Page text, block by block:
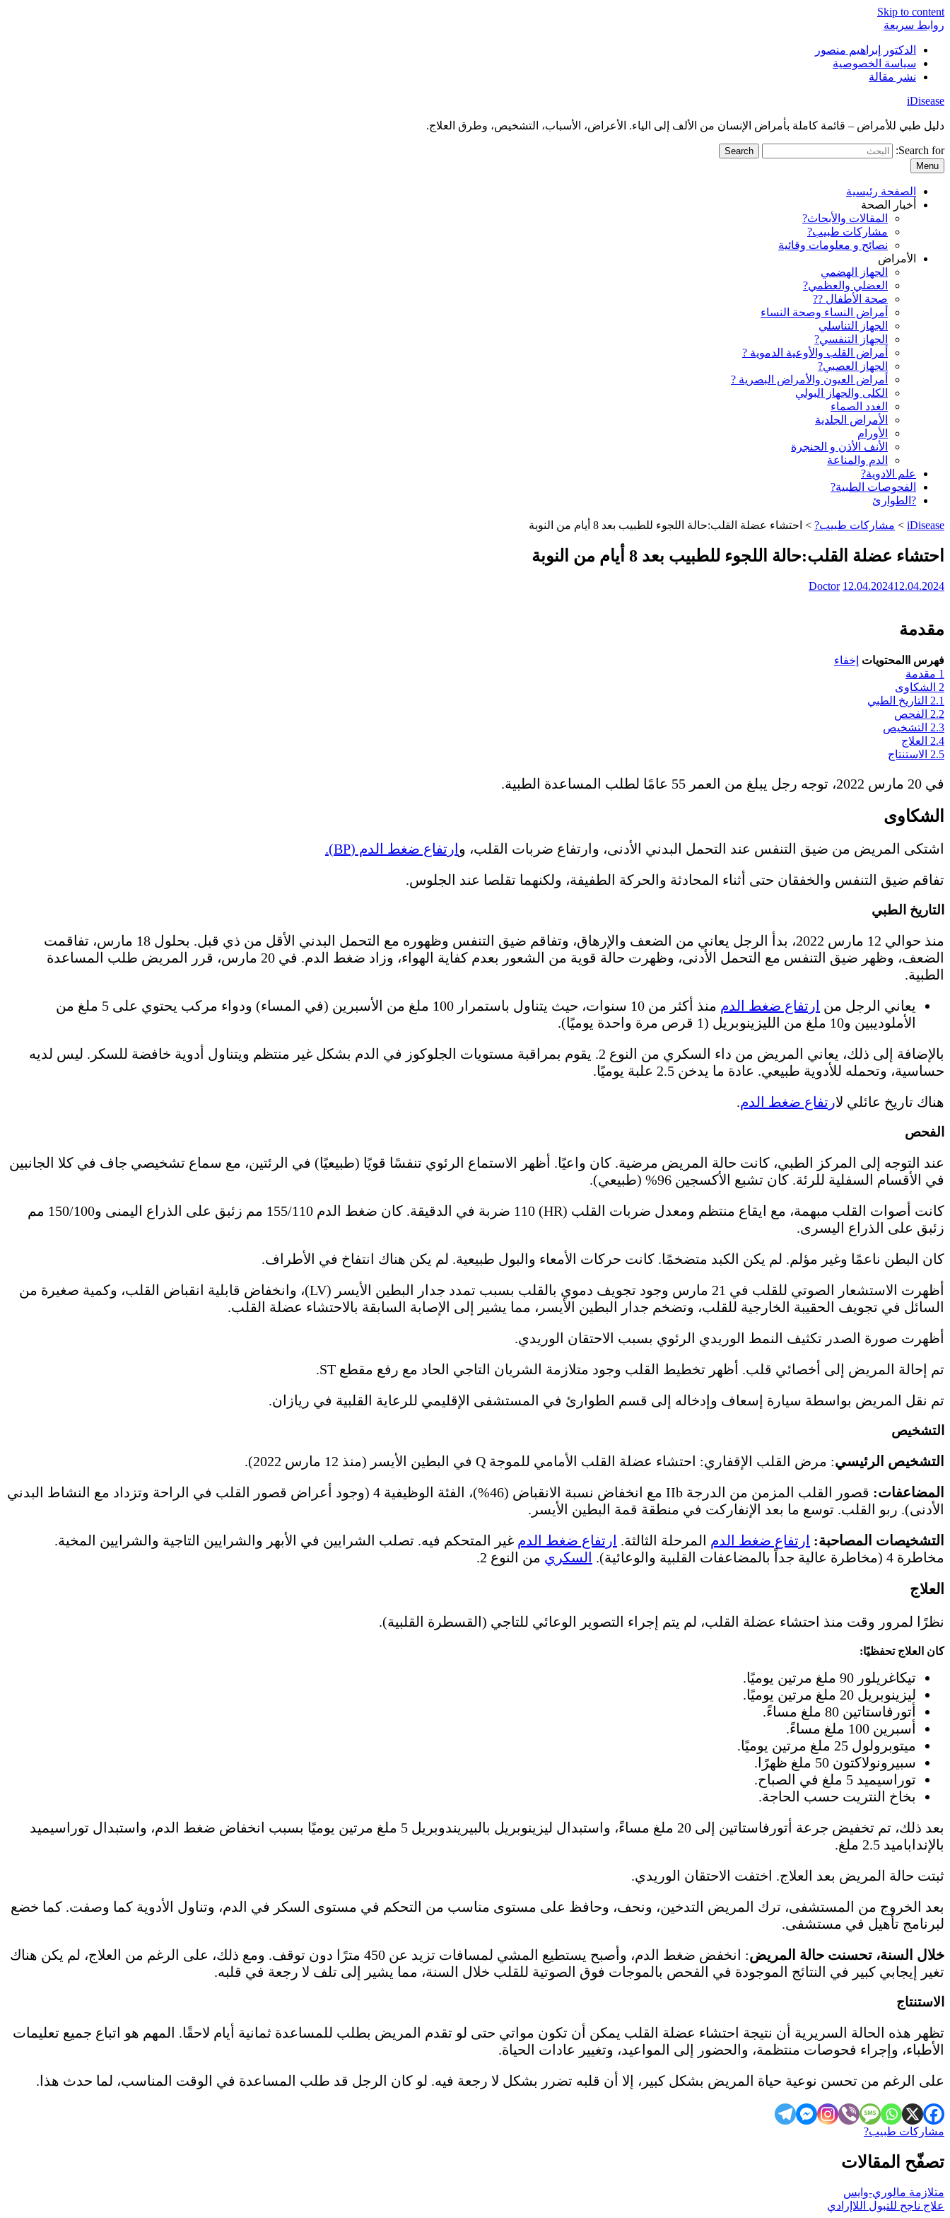
Skip to content
روابط سريعة
الدكتور إبراهيم منصور
سياسة الخصوصية
نشر مقالة
iDisease
دليل طبي للأمراض – قائمة كاملة بأمراض الإنسان من الألف إلى الياء. الأعراض، الأسباب، التشخيص، وطرق العلاج.
Search for:
Menu
الصفحة رئيسية
أخبار الصحة
المقالات والأبحاث?
مشاركات طبيب?
نصائح و معلومات وقائية
الأمراض
الجهاز الهضمي
العضلي والعظمي?
صحة الأطفال ??
أمراض النساء وصحة النساء
الجهاز التناسلي
الجهاز التنفسي?
أمراض القلب والأوعية الدموية ?
الجهاز العصبي?
أمراض العيون والأمراض البصرية ?️
الكلى والجهاز البولي
الغدد الصماء
الأمراض الجلدية
الأورام
الأنف الأذن و الحنجرة
الدم والمناعة
علم الادوية?
الفحوصات الطبية?
?الطوارئ
iDisease
> مشاركات طبيب? > احتشاء عضلة القلب:حالة اللجوء للطبيب بعد 8 أيام من النوبة
احتشاء عضلة القلب:حالة اللجوء للطبيب بعد 8 أيام من النوبة
12.04.202412.04.2024
Doctor
مقدمة
فهرس االمحتويات إخفاء
1 مقدمة
2 الشكاوى
2.1 التاريخ الطبي
2.2 الفحص
2.3 التشخيص
2.4 العلاج
2.5 الاستنتاج
في 20 مارس 2022، توجه رجل يبلغ من العمر 55 عامًا لطلب المساعدة الطبية.
الشكاوى
اشتكى المريض من ضيق التنفس عند التحمل البدني الأدنى، وارتفاع ضربات القلب، وارتفاع ضغط الدم (BP).
تفاقم ضيق التنفس والخفقان حتى أثناء المحادثة والحركة الطفيفة، ولكنهما تقلصا عند الجلوس.
التاريخ الطبي
منذ حوالي 12 مارس 2022، بدأ الرجل يعاني من الضعف والإرهاق، وتفاقم ضيق التنفس وظهوره مع التحمل البدني الأقل من ذي قبل. بحلول 18 مارس، تفاقمت
الضعف، وظهر ضيق التنفس مع التحمل الأدنى، وظهرت حالة قوية من الشعور بعدم كفاية الهواء، وزاد ضغط الدم. في 20 مارس، قرر المريض طلب المساعدة
الطبية.
يعاني الرجل من ارتفاع ضغط الدم
منذ أكثر من 10 سنوات، حيث يتناول باستمرار 100 ملغ من الأسبرين (في المساء) ودواء مركب يحتوي على 5 ملغ من
الأملوديبين و10 ملغ من الليزينوبريل (1 قرص مرة واحدة يوميًا).
بالإضافة إلى ذلك، يعاني المريض من داء السكري من النوع 2. يقوم بمراقبة مستويات الجلوكوز في الدم بشكل غير منتظم ويتناول أدوية خافضة للسكر. ليس لديه
حساسية، وتحمله للأدوية طبيعي. عادة ما يدخن 2.5 علبة يوميًا.
هناك تاريخ عائلي لارتفاع ضغط الدم.
الفحص
عند التوجه إلى المركز الطبي، كانت حالة المريض مرضية. كان واعيًا. أظهر الاستماع الرئوي تنفسًا قويًا (طبيعيًا) في الرئتين، مع سماع تشخيصي جاف في كلا الجانبين
في الأقسام السفلية للرئة. كان تشبع الأكسجين 96% (طبيعي).
كانت أصوات القلب مبهمة، مع ايقاع منتظم ومعدل ضربات القلب (HR) 110 ضربة في الدقيقة. كان ضغط الدم 155/110 مم زئبق على الذراع اليمنى و150/100 مم
زئبق على الذراع اليسرى.
كان البطن ناعمًا وغير مؤلم. لم يكن الكبد متضخمًا. كانت حركات الأمعاء والبول طبيعية. لم يكن هناك انتفاخ في الأطراف.
أظهرت الاستشعار الصوتي للقلب في 21 مارس وجود تجويف دموي بالقلب بسبب تمدد جدار البطين الأيسر (LV)، وانخفاض قابلية انقباض القلب، وكمية صغيرة من
السائل في تجويف الحقيبة الخارجية للقلب، وتضخم جدار البطين الأيسر، مما يشير إلى الإصابة السابقة بالاحتشاء عضلة القلب.
أظهرت صورة الصدر تكثيف النمط الوريدي الرئوي بسبب الاحتقان الوريدي.
تم إحالة المريض إلى أخصائي قلب. أظهر تخطيط القلب وجود متلازمة الشريان التاجي الحاد مع رفع مقطع ST.
تم نقل المريض بواسطة سيارة إسعاف وإدخاله إلى قسم الطوارئ في المستشفى الإقليمي للرعاية القلبية في ريازان.
التشخيص
التشخيص الرئيسي: مرض القلب الإقفاري: احتشاء عضلة القلب الأمامي للموجة Q في البطين الأيسر (منذ 12 مارس 2022).
المضاعفات:
قصور القلب المزمن من الدرجة IIb مع انخفاض نسبة الانقباض (46%)، الفئة الوظيفية 4 (وجود أعراض قصور القلب في الراحة وتزداد مع النشاط البدني
الأدنى). ربو القلب. توسع ما بعد الإنفاركت في منطقة قمة البطين الأيسر.
التشخيصات المصاحبة: ارتفاع ضغط الدم المرحلة الثالثة. ارتفاع ضغط الدم غير المتحكم فيه. تصلب الشرايين في الأبهر والشرايين التاجية والشرايين المخية.
مخاطرة 4 (مخاطرة عالية جداً بالمضاعفات القلبية والوعائية).
السكري من النوع 2.
العلاج
نظرًا لمرور وقت منذ احتشاء عضلة القلب، لم يتم إجراء التصوير الوعائي للتاجي (القسطرة القلبية).
كان العلاج تحفظيًا:
تيكاغريلور 90 ملغ مرتين يوميًا.
ليزينوبريل 20 ملغ مرتين يوميًا.
أتورفاستاتين 80 ملغ مساءً.
أسبرين 100 ملغ مساءً.
ميتوبرولول 25 ملغ مرتين يوميًا.
سبيرونولاكتون 50 ملغ ظهرًا.
توراسيميد 5 ملغ في الصباح.
بخاخ النتريت حسب الحاجة.
بعد ذلك، تم تخفيض جرعة أتورفاستاتين إلى 20 ملغ مساءً، واستبدال ليزينوبريل بالبيريندوبريل 5 ملغ مرتين يوميًا بسبب انخفاض ضغط الدم، واستبدال توراسيميد
بالإنداباميد 2.5 ملغ.
ثبتت حالة المريض بعد العلاج. اختفت الاحتقان الوريدي.
بعد الخروج من المستشفى، ترك المريض التدخين، ونحف، وحافظ على مستوى مناسب من التحكم في مستوى السكر في الدم، وتناول الأدوية كما وصفت. كما خضع
لبرنامج تأهيل في مستشفى.
خلال السنة، تحسنت حالة المريض
: انخفض ضغط الدم، وأصبح يستطيع المشي لمسافات تزيد عن 450 مترًا دون توقف. ومع ذلك، على الرغم من العلاج، لم يكن هناك
تغير إيجابي كبير في النتائج الموجودة في الفحص بالموجات فوق الصوتية للقلب خلال السنة، مما يشير إلى تلف لا رجعة في قلبه.
الاستنتاج
تظهر هذه الحالة السريرية أن نتيجة احتشاء عضلة القلب يمكن أن تكون مواتي حتى لو تقدم المريض بطلب للمساعدة ثمانية أيام لاحقًا. المهم هو اتباع جميع تعليمات
الأطباء، وإجراء فحوصات منتظمة، والحضور إلى المواعيد، وتغيير عادات الحياة.
على الرغم من تحسن نوعية حياة المريض بشكل كبير، إلا أن قلبه تضرر بشكل لا رجعة فيه. لو كان الرجل قد طلب المساعدة في الوقت المناسب، لما حدث هذا.
مشاركات طبيب?
تصفّح المقالات
متلازمة مالوري-وايس
علاج ناجح للتبول اللاإرادي